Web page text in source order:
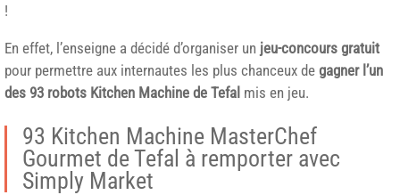
!
En effet, l’enseigne a décidé d’organiser un jeu-concours gratuit
pour permettre aux internautes les plus chanceux de gagner l’un
des 93 robots Kitchen Machine de Tefal mis en jeu.
93 Kitchen Machine MasterChef
Gourmet de Tefal à remporter avec
Simply Market